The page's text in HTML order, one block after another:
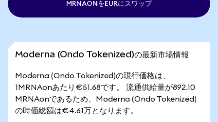
MRNAONをEURにスワップ
Moderna (Ondo Tokenized)の最新市場情報
Moderna (Ondo Tokenized)の現行価格は、
1MRNAonあたり€51.68です。 流通供給量が892.10
MRNAonであるため、Moderna (Ondo Tokenized)
の時価総額は€4.61万となります。